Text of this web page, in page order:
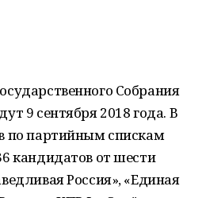
Собрания
9 сентября 2018 года. В
по партийным спискам
кандидатов от шести
Россия», «Единая